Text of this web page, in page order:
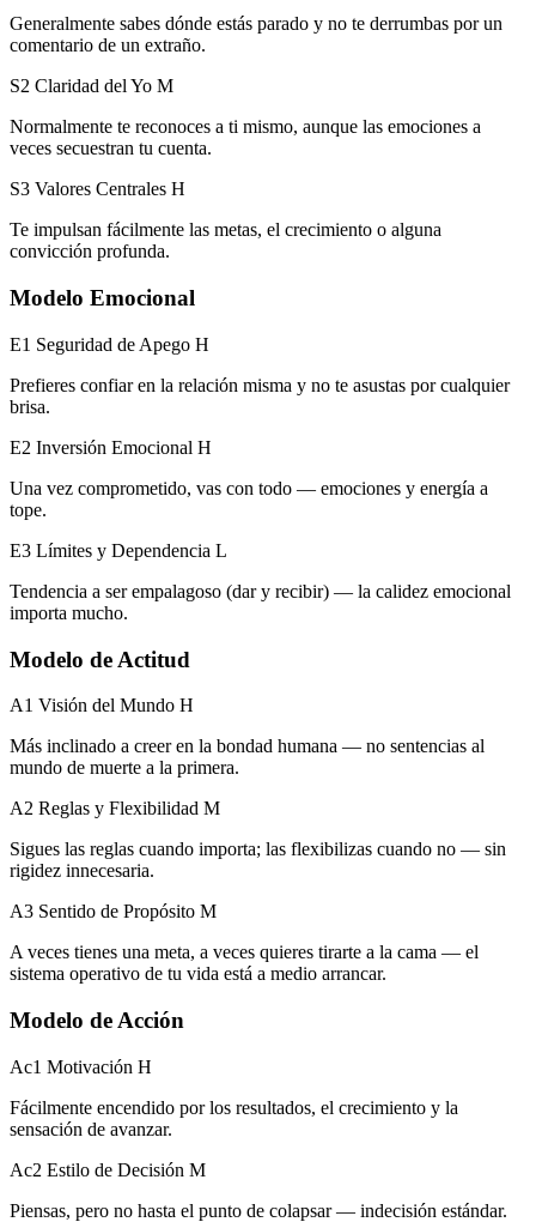
Generalmente sabes dónde estás parado y no te derrumbas por un
comentario de un extraño.
S2 Claridad del Yo M
Normalmente te reconoces a ti mismo, aunque las emociones a
veces secuestran tu cuenta.
S3 Valores Centrales H
Te impulsan fácilmente las metas, el crecimiento o alguna
convicción profunda.
Modelo Emocional
E1 Seguridad de Apego H
Prefieres confiar en la relación misma y no te asustas por cualquier
brisa.
E2 Inversión Emocional H
Una vez comprometido, vas con todo — emociones y energía a
tope.
E3 Límites y Dependencia L
Tendencia a ser empalagoso (dar y recibir) — la calidez emocional
importa mucho.
Modelo de Actitud
A1 Visión del Mundo H
Más inclinado a creer en la bondad humana — no sentencias al
mundo de muerte a la primera.
A2 Reglas y Flexibilidad M
Sigues las reglas cuando importa; las flexibilizas cuando no — sin
rigidez innecesaria.
A3 Sentido de Propósito M
A veces tienes una meta, a veces quieres tirarte a la cama — el
sistema operativo de tu vida está a medio arrancar.
Modelo de Acción
Ac1 Motivación H
Fácilmente encendido por los resultados, el crecimiento y la
sensación de avanzar.
Ac2 Estilo de Decisión M
Piensas, pero no hasta el punto de colapsar — indecisión estándar.